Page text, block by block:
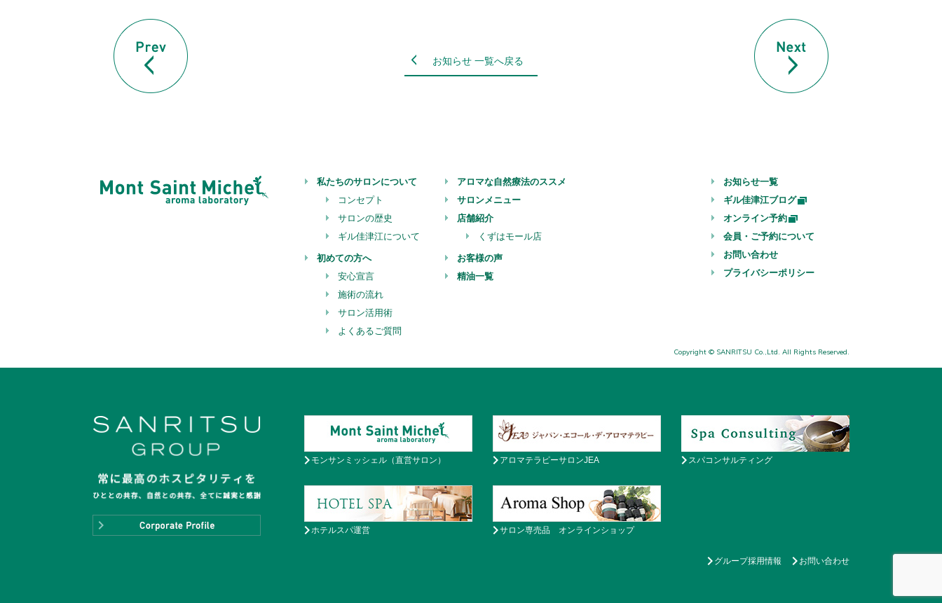
お知らせ 一覧へ戻る
私たちのサロンについて
コンセプト
サロンの歴史
ギル佳津江について
初めての方へ
安心宣言
施術の流れ
サロン活用術
よくあるご質問
アロマな自然療法のススメ
サロンメニュー
店舗紹介
くずはモール店
お客様の声
精油一覧
お知らせ一覧
ギル佳津江ブログ
オンライン予約
会員・ご予約について
お問い合わせ
プライバシーポリシー
Copyright © SANRITSU Co.,Ltd. All Rights Reserved.
モンサンミッシェル（直営サロン） アロマテラピーサロンJEA スパコンサルティング
ホテルスパ運営 サロン専売品 オンラインショップ
お問い合わせ
グループ採用情報